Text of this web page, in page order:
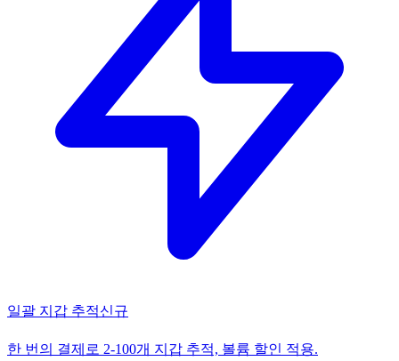
일괄 지갑 추적신규
한 번의 결제로 2-100개 지갑 추적, 볼륨 할인 적용.